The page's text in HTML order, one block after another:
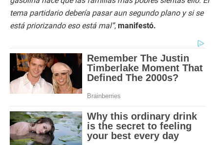
tema partidario debería pasar aun segundo plano y si se
está priorizando eso está mal”, manifestó.